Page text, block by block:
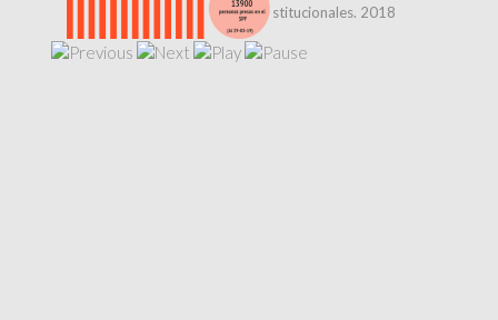
Dirección de Relaciones Institucionales. 2018